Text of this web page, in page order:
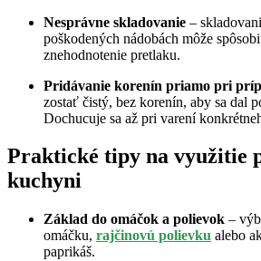
Nesprávne skladovanie –
poškodených nádobách môže
znehodnotenie pretlaku.
Pridávanie korenín priamo pri
zostať čistý, bez korenín, aby sa dal
Dochucuje sa až pri varení
Praktické tipy na využitie
kuchyni
Základ do omáčok a polievok –
omáčku, rajčinovú polievku alebo
paprikáš.